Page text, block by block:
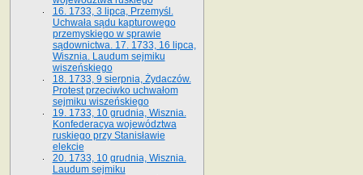
16. 1733, 3 lipca, Przemyśl.
Uchwała sądu kapturowego
przemyskiego w sprawie
sądownictwa. 17. 1733, 16 lipca,
Wisznia. Laudum sejmiku
wiszeńskiego
18. 1733, 9 sierpnia, Żydaczów.
Protest przeciwko uchwałom
sejmiku wiszeńskiego
19. 1733, 10 grudnia, Wisznia.
Konfederacya województwa
ruskiego przy Stanisławie
elekcie
20. 1733, 10 grudnia, Wisznia.
Laudum sejmiku